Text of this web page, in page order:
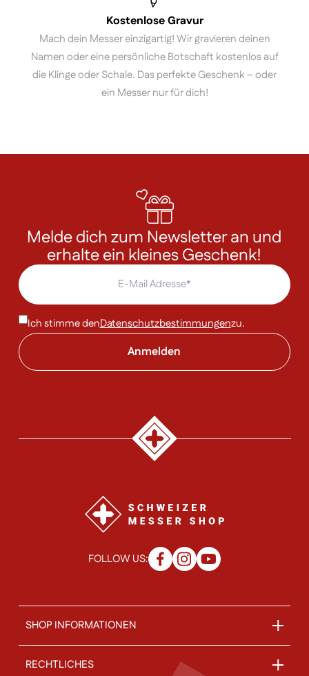
Kostenlose Gravur
Mach dein Messer einzigartig! Wir gravieren deinen
Namen oder eine persönliche Botschaft kostenlos auf
die Klinge oder Schale. Das perfekte Geschenk – oder
ein Messer nur für dich!
Melde dich zum Newsletter an und
erhalte ein kleines Geschenk!
Ich stimme denDatenschutzbestimmungenzu.
FOLLOW US:
SHOP INFORMATIONEN
RECHTLICHES